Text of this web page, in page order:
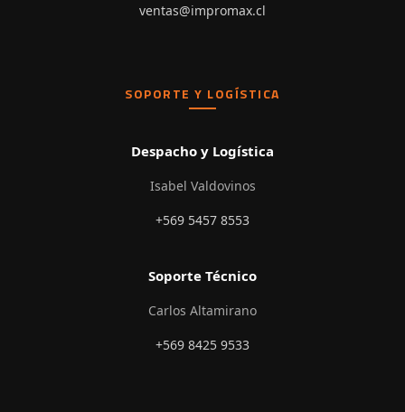
ventas@impromax.cl
SOPORTE Y LOGÍSTICA
Despacho y Logística
Isabel Valdovinos
+569 5457 8553
Soporte Técnico
Carlos Altamirano
+569 8425 9533